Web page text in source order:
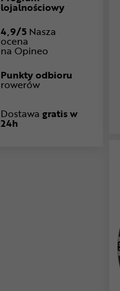
lojalnościowy
4,9/5 Nasza
ocena
na Opineo
Punkty odbioru
rowerów
Dostawa gratis w
24h